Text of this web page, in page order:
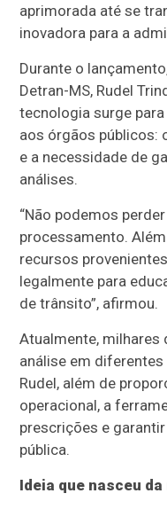
aprimorada até se
inovadora para a
Durante o
Detran-MS, Rudel
tecnologia surge
aos órgãos públicos:
e a necessidade de
análises.
“Não podemos
processamento.
recursos
legalmente para
de trânsito”, afirmou.
Atualmente, milhares
análise em
Rudel, além de
operacional, a
prescrições e
pública.
Ideia que nasceu